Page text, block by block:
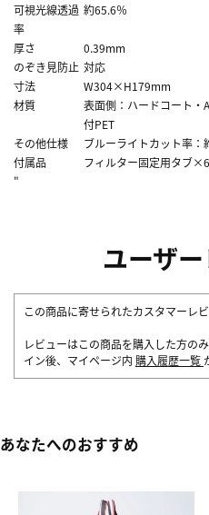
可視光線透過
率
約65.6％
厚さ
0.39mm
のぞき見防止 対応
寸法
W304×H179mm
材質
表面側：ハードコート・
付PET
その他仕様
ブルーライトカット率：
付属品
フィルター固定用タブ
"
ユーザ
この商品に寄せられたカスタマーレ
レビューはこの商品を購入した方の
イン後、マイページ内 購入履歴一覧
あなたへのおすすめ